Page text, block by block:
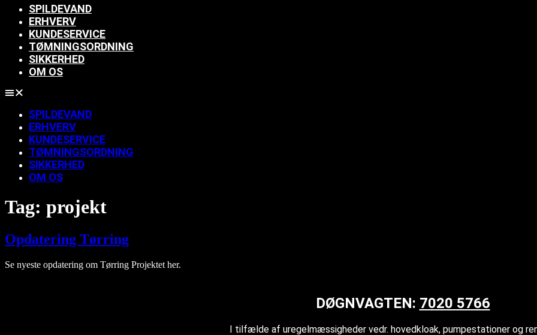
SPILDEVAND
ERHVERV
KUNDESERVICE
TØMNINGSORDNING
SIKKERHED
OM OS
SPILDEVAND
ERHVERV
KUNDESERVICE
TØMNINGSORDNING
SIKKERHED
OM OS
Tag: projekt
Opdatering Tørring
Se nyeste opdatering om Tørring Projektet her.
DØGNVAGTEN: 7020 5766
I tilfælde af uregelmæssigheder vedr. hovedkloak, pumpestationer og